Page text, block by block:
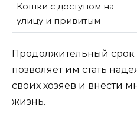
Кошки с доступом на
улицу и привитым
Продолжительный
позволяет им стать
своих хозяев и внести
жизнь.